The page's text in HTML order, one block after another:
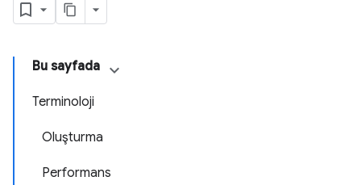
Bu sayfada
Terminoloji
Oluşturma
Performans